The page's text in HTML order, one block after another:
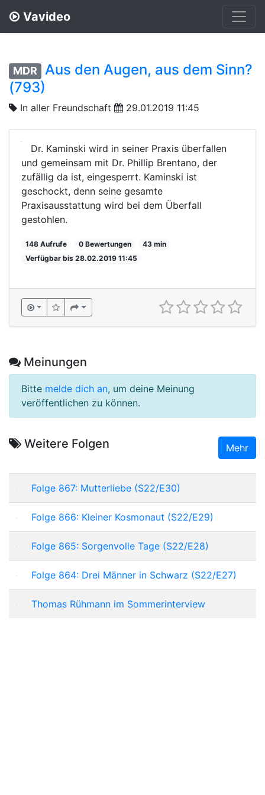
Vavideo
MDR
Aus den Augen, aus dem Sinn?
(793)
In aller Freundschaft 29.01.2019 11:45
Dr. Kaminski wird in seiner Praxis überfallen
und gemeinsam mit Dr. Phillip Brentano, der
zufällig da ist, eingesperrt. Kaminski ist
geschockt, denn seine gesamte
Praxisausstattung wird bei dem Überfall
gestohlen.
148 Aufrufe 0 Bewertungen
43 min
Verfügbar bis 28.02.2019 11:45
Meinungen
Bitte melde dich an, um deine Meinung
veröffentlichen zu können.
Weitere Folgen Mehr
Folge 867: Mutterliebe (S22/E30)
Folge 866: Kleiner Kosmonaut (S22/E29)
Folge 865: Sorgenvolle Tage (S22/E28)
Folge 864: Drei Männer in Schwarz (S22/E27)
Thomas Rühmann im Sommerinterview